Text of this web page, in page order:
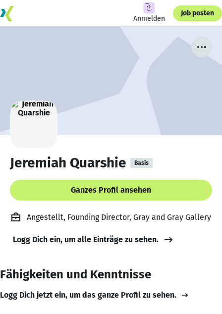
Anmelden
Job posten
Jeremiah Quarshie Basis
Ganzes Profil ansehen
Angestellt, Founding Director, Gray and Gray Gallery
Logg Dich ein, um alle Einträge zu sehen.
Fähigkeiten und Kenntnisse
Logg Dich jetzt ein, um das ganze Profil zu sehen.